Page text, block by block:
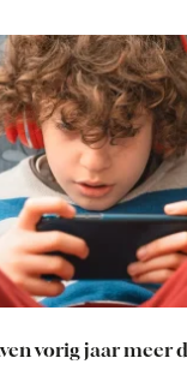
vorig jaar meer